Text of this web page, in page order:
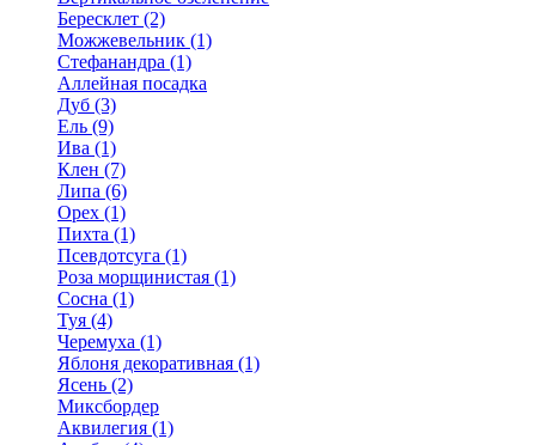
Бересклет (2)
Можжевельник (1)
Стефанандра (1)
Аллейная посадка
Дуб (3)
Ель (9)
Ива (1)
Клен (7)
Липа (6)
Орех (1)
Пихта (1)
Псевдотсуга (1)
Роза морщинистая (1)
Сосна (1)
Туя (4)
Черемуха (1)
Яблоня декоративная (1)
Ясень (2)
Миксбордер
Аквилегия (1)